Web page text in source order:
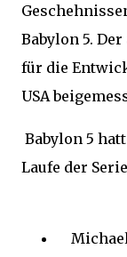
Babylon 5.
für die
USA
Babylon 5
Laufe der
Michael